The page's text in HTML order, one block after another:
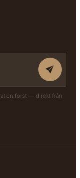
först — direkt från